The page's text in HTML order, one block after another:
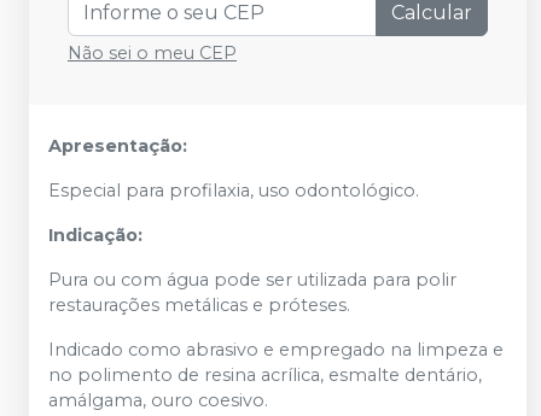
Calcular
Não sei o meu CEP
Apresentação:
Especial para profilaxia, uso odontológico.
Indicação:
Pura ou com água pode ser utilizada para polir
restaurações metálicas e próteses.
Indicado como abrasivo e empregado na limpeza e
no polimento de resina acrílica, esmalte dentário,
amálgama, ouro coesivo.